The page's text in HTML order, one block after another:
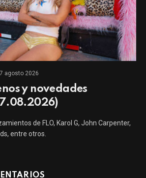
7 agosto 2026
y novedades
de FLO, Karol G, John Carpenter,
entre otros.